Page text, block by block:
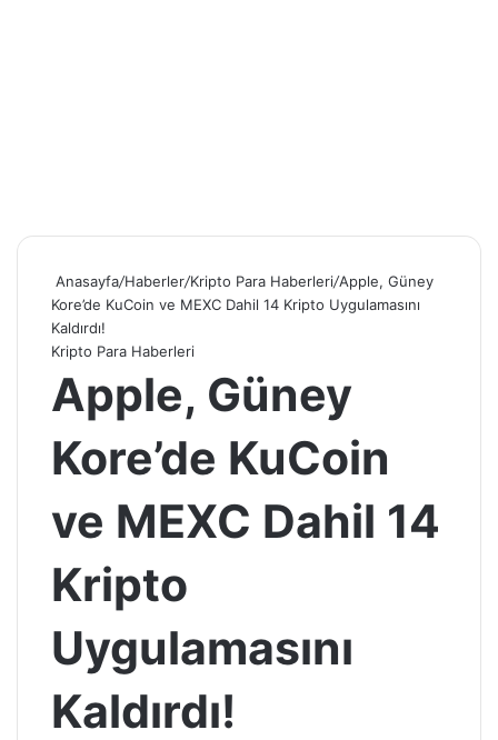
Anasayfa/Haberler/Kripto Para Haberleri/Apple, Güney
Kore’de KuCoin ve MEXC Dahil 14 Kripto Uygulamasını
Kaldırdı!
Kripto Para Haberleri
Apple, Güney
Kore’de KuCoin
ve MEXC Dahil 14
Kripto
Uygulamasını
Kaldırdı!